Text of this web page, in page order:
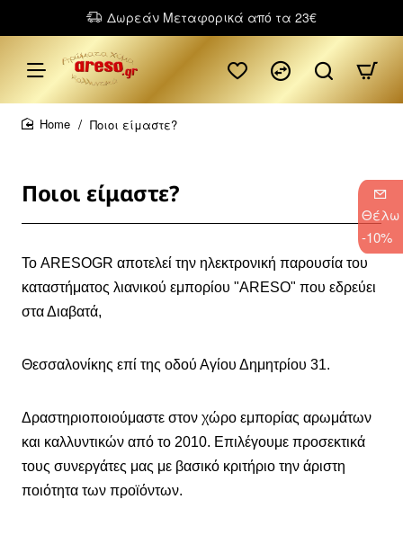
Θέλω
-10%
Δωρεάν Μεταφορικά από τα 23€
Ποιοι είμαστε?
Ποιοι είμαστε?
Το ARESOGR αποτελεί την ηλεκτρονική παρουσία του
καταστήματος λιανικού εμπορίου "ARESO" που εδρεύει
στα Διαβατά,
Θεσσαλονίκης επί της οδού Αγίου Δημητρίου 31.
Δραστηριοποιούμαστε στον χώρο εμπορίας αρωμάτων
και καλλυντικών από το 2010. Επιλέγουμε προσεκτικά
τους συνεργάτες μας με βασικό κριτήριο την άριστη
ποιότητα των προϊόντων.